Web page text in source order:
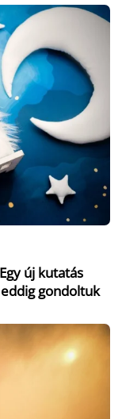
új kutatás
gondoltuk